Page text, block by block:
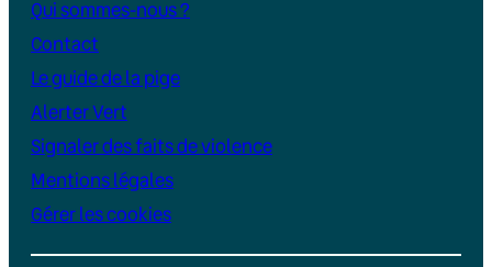
Qui sommes-nous ?
Contact
Le guide de la pige
Alerter Vert
Signaler des faits de violence
Mentions légales
Gérer les cookies